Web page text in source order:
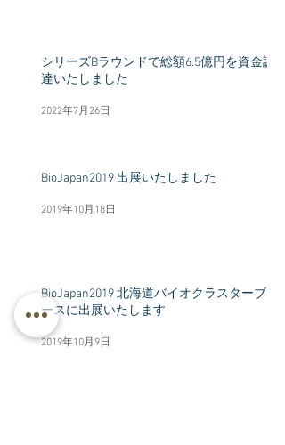
シリーズBラウンドで総額6.5億円を資金調
達いたしました
2022年7月26日
BioJapan2019 出展いたしました
2019年10月18日
BioJapan2019 北海道バイオクラスターブ
ースに出展いたします
2019年10月9日